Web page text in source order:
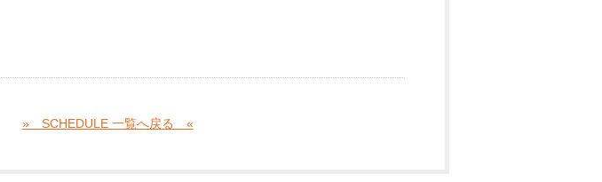
» SCHEDULE 一覧へ戻る «